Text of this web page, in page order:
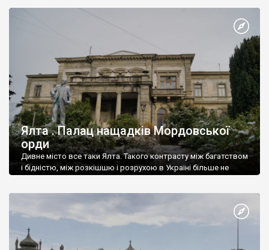
Ялта . Палац нащадків Мордовської
орди
Дивне місто все таки Ялта. Такого контрасту між багатством
і бідністю, між розкішшю і розрухою в Україні більше не